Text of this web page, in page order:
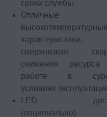
срока службы.
Отличные
высокотемпературные
характеристики,
сверхнизкая
снижения
работе в
условиях
LED
(опционально).